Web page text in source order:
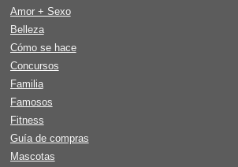
Amor + Sexo
Belleza
Cómo se hace
Concursos
Familia
Famosos
Fitness
Guía de compras
Mascotas